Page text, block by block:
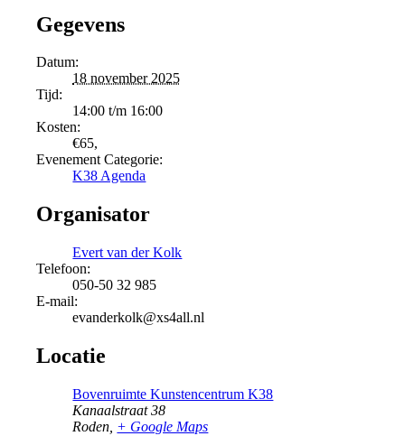
Gegevens
Datum:
18 november 2025
Tijd:
14:00 t/m 16:00
Kosten:
€65,
Evenement Categorie:
K38 Agenda
Organisator
Evert van der Kolk
Telefoon:
050-50 32 985
E-mail:
evanderkolk@xs4all.nl
Locatie
Bovenruimte Kunstencentrum K38
Kanaalstraat 38
Roden + Google Maps